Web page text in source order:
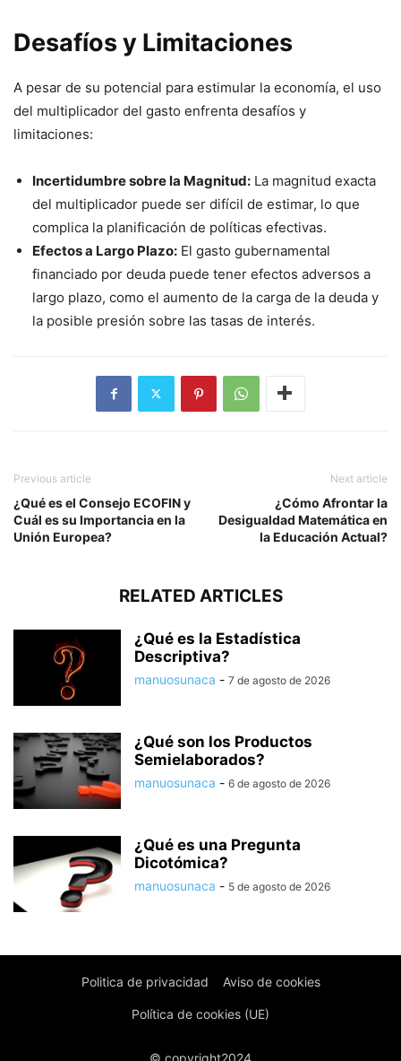
Desafíos y Limitaciones
A pesar de su potencial para estimular la economía, el uso
del multiplicador del gasto enfrenta desafíos y
limitaciones:
Incertidumbre sobre la Magnitud: La magnitud exacta
del multiplicador puede ser difícil de estimar, lo que
complica la planificación de políticas efectivas.
Efectos a Largo Plazo: El gasto gubernamental
financiado por deuda puede tener efectos adversos a
largo plazo, como el aumento de la carga de la deuda y
la posible presión sobre las tasas de interés.
Previous article
¿Qué es el Consejo ECOFIN y
Cuál es su Importancia en la
Unión Europea?
Next article
¿Cómo Afrontar la
Desigualdad Matemática en
la Educación Actual?
RELATED ARTICLES
¿Qué es la Estadística
Descriptiva?
manuosunaca - 7 de agosto de 2026
¿Qué son los Productos
Semielaborados?
manuosunaca - 6 de agosto de 2026
¿Qué es una Pregunta
Dicotómica?
manuosunaca - 5 de agosto de 2026
Politica de privacidad Aviso de cookies
Política de cookies (UE)
© copyright2024